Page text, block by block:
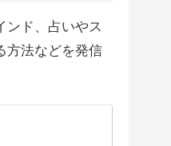
ンド、占いやス
方法などを発信